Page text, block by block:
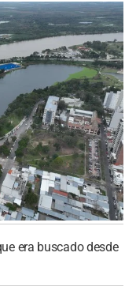
era buscado desde